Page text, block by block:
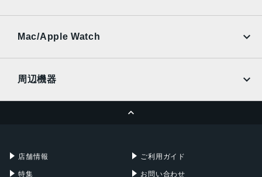
UQmobile
Ymobile
UQmobile
Mac/Apple Watch
周辺機器
店舗情報
特集
ご利用ガイド
お問い合わせ